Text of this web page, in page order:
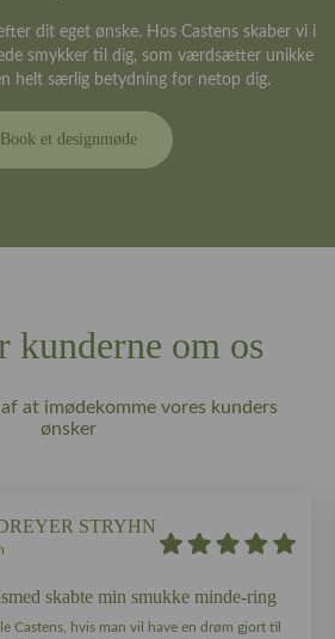
dit eget ønske. Hos Castens skaber vi i
smykker til dig, som værdsætter unikke
helt særlig betydning for netop dig.
Book et designmøde
kunderne om os
at imødekomme vores kunders
ønsker
STRYHN
skabte min smukke minde-ring
Castens, hvis man vil have en drøm gjort til